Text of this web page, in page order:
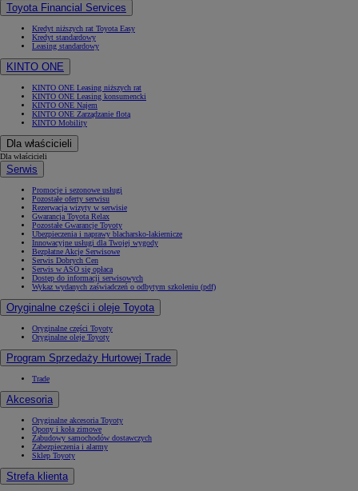
Toyota Financial Services
Kredyt niższych rat Toyota Easy
Kredyt standardowy
Leasing standardowy
KINTO ONE
KINTO ONE Leasing niższych rat
KINTO ONE Leasing konsumencki
KINTO ONE Najem
KINTO ONE Zarządzanie flotą
KINTO Mobility
Dla właścicieli
Dla właścicieli
Serwis
Promocje i sezonowe usługi
Pozostałe oferty serwisu
Rezerwacja wizyty w serwisie
Gwarancja Toyota Relax
Pozostałe Gwarancje Toyoty
Ubezpieczenia i naprawy blacharsko-lakiernicze
Innowacyjne usługi dla Twojej wygody
Bezpłatne Akcje Serwisowe
Serwis Dobrych Cen
Serwis w ASO się opłaca
Dostęp do informacji serwisowych
Wykaz wydanych zaświadczeń o odbytym szkoleniu (pdf)
Oryginalne części i oleje Toyota
Oryginalne części Toyoty
Oryginalne oleje Toyoty
Program Sprzedaży Hurtowej Trade
Trade
Akcesoria
Oryginalne akcesoria Toyoty
Opony i koła zimowe
Zabudowy samochodów dostawczych
Zabezpieczenia i alarmy
Sklep Toyoty
Strefa klienta